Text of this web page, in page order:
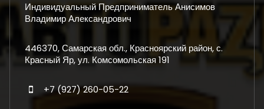
Индивидуальный Предприниматель Анисимов
Владимир Александрович
446370, Самарская обл., Красноярский район, с.
Красный Яр, ул. Комсомольская 191
+7 (927) 260-05-22